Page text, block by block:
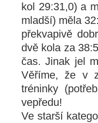
kol 29:31,0) a
mladší) měla
překvapivě
dvě kola za
čas. Jinak jel
Věříme, že v
tréninky
vepředu!
Ve starší